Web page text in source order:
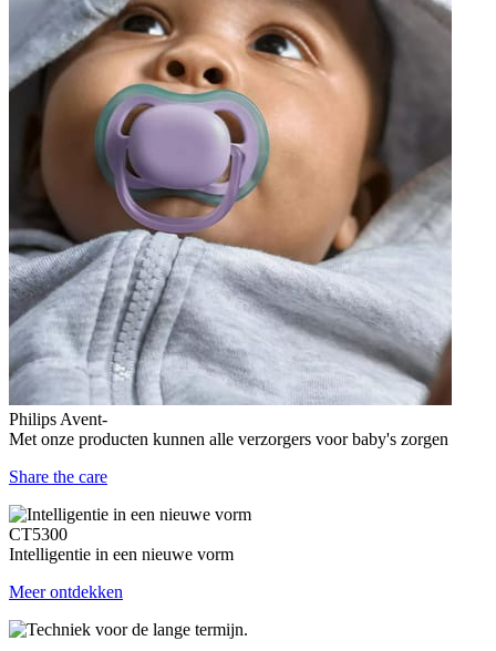
Philips Avent-
Met onze producten kunnen alle verzorgers voor baby's zorgen
Share the care
CT5300
Intelligentie in een nieuwe vorm
Meer ontdekken